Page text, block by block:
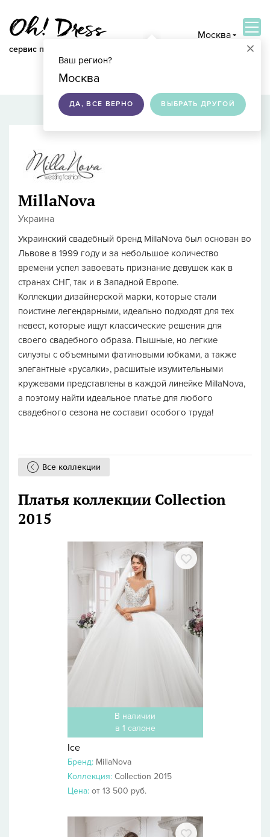
сервис по подбору свадебных платьев
Москва
×
Ваш регион?
Москва
ДА, ВСЕ ВЕРНО ВЫБРАТЬ ДРУГОЙ
MillaNova
Украина
Украинский свадебный бренд MillaNova был основан во
Львове в 1999 году и за небольшое количество
времени успел завоевать признание девушек как в
странах СНГ, так и в Западной Европе.
Коллекции дизайнерской марки, которые стали
поистине легендарными, идеально подходят для тех
невест, которые ищут классические решения для
своего свадебного образа. Пышные, но легкие
силуэты с объемными фатиновыми юбками, а также
элегантные «русалки», расшитые изумительными
кружевами представлены в каждой линейке MillaNova,
а поэтому найти идеальное платье для любого
свадебного сезона не составит особого труда!
Все коллекции
Платья коллекции Collection
2015
В наличии
в 1 салоне
Ice
Бренд: MillaNova
Коллекция: Collection 2015
Цена: от 13 500 руб.